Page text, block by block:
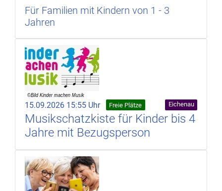
Für Familien mit Kindern von 1 - 3
Jahren
15.09.2026 15:55 Uhr Freie Plätze Eichenau
Musikschatzkiste für Kinder bis 4
Jahre mit Bezugsperson